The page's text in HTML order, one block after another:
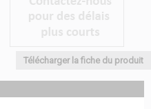
Télécharger la fiche du produit